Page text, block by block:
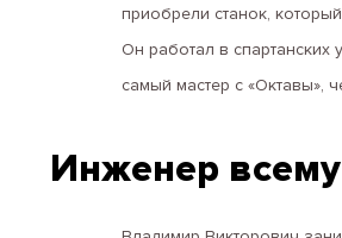
приобрели станок,
Он работал в спартанских
самый мастер с «Октавы»,
Инженер